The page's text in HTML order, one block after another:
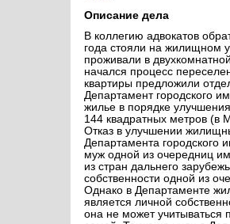
Описание дела
В коллегию адвокатов
года стояли на жилищном
проживали в
начался процесс
квартиры предложили
Департамент городского
жилье в порядке
144 квадратных метров (в
Отказ в улучшении
Департамента городского
муж одной из очередниц
из стран дальнего
собственности одной из
Однако в Департаменте
является личной
она не может